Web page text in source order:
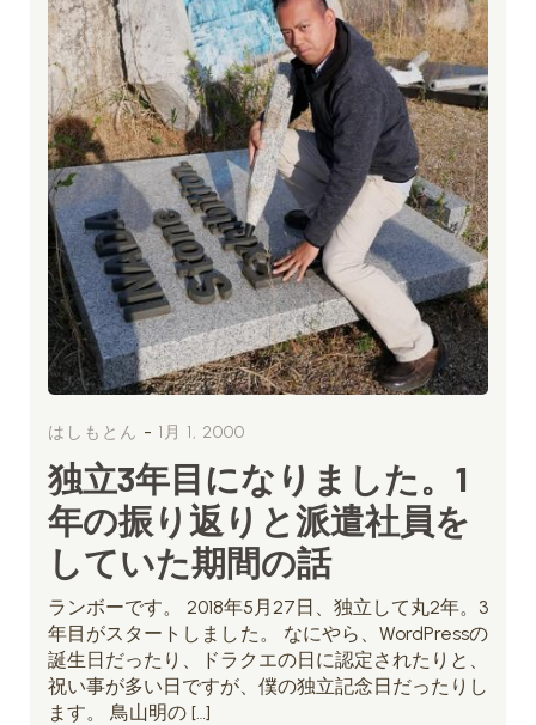
はしもとん - 1月 1, 2000
独立3年目になりました。1
年の振り返りと派遣社員を
していた期間の話
ランボーです。 2018年5月27日、独立して丸2年。3
年目がスタートしました。 なにやら、WordPressの
誕生日だったり、ドラクエの日に認定されたりと、
祝い事が多い日ですが、僕の独立記念日だったりし
ます。 鳥山明の […]